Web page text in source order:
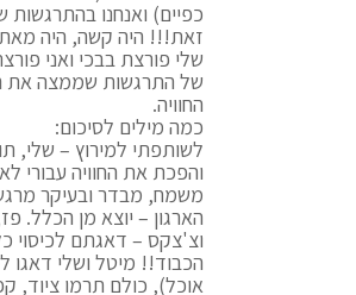
כפיים) ואנחנו בהתרגשות
זאת!!! היה קשה, היה
שלי פורצת בבכי ואני
של התרגשות שממצה את
החוויה.
כמה מילים לסיכום:
לשותפתי למירוץ – שלי,
והפכת את החוויה עבורי
משמח, מבדר ובעיקר
הארגון – יוצא מן הכלל.
וצ'צקס – דאגתם לכיסוי
הכבוד!! מיטל ושלי דאגו
אוכל), כולם תרמו ציוד,